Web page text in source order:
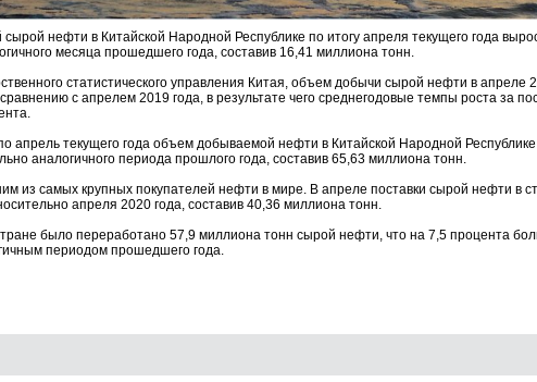
нефти в Китайской Народной Республике по итогу апреля текущего года
месяца прошедшего года, составив 16,41 миллиона тонн.
статистического управления Китая, объем добычи сырой нефти в апреле
с апрелем 2019 года, в результате чего среднегодовые темпы роста за
апрель текущего года объем добываемой нефти в Китайской Народной
аналогичного периода прошлого года, составив 65,63 миллиона тонн.
из самых крупных покупателей нефти в мире. В апреле поставки сырой нефти в
апреля 2020 года, составив 40,36 миллиона тонн.
было переработано 57,9 миллиона тонн сырой нефти, что на 7,5 процента
периодом прошедшего года.